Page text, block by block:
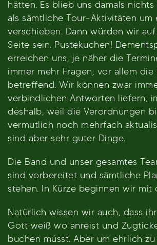
hätten. Es blieb uns damals
als sämtliche Tour-Aktivitäten um
verschieben. Dann würden wir
Seite sein. Pustekuchen!
erreichen uns, je näher die
immer mehr Fragen, vor allem die
betreffend. Wir können zwar
verbindlichen Antworten liefern,
deshalb, weil die Verordnungen
vermutlich noch mehrfach
sind aber sehr guter Dinge.
Die Band und unser gesamtes
sind vorbereitet und sämtliche
stehen. In Kürze beginnen wir mit
Natürlich wissen wir auch, dass
Gott weiß wo anreist und
buchen müsst. Aber um ehrlich zu